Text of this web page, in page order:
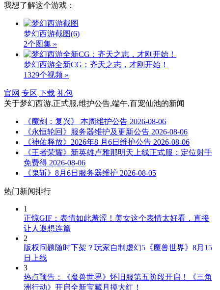
我想了解这个游戏：
梦幻西游截图(6)
2个图集 »
梦幻西游全新CG：齐天之志，才刚开始！
1329个视频 »
官网 专区 下载 礼包
关于梦幻西游,正式服,维护公告,端午,百宠仙池的新闻
《魔剑：复兴》 本周维护公告 2026-08-06
《永恒轮回》服务器维护及更新公告 2026-08-06
《神佑释放》2026年8 月6日维护公告 2026-08-06
《王者荣耀》新英雄卢雅那明天上线正式服：定位射手
免费得 2026-08-06
《鬼斩》8月6日服务器维护 2026-08-05
热门新闻排行
1
正惊GIF：表情如此羞涩！美女这个表情太好看，直接
让人遐想连篇
2
版权问题随时下架？玩家自制虚幻5《魔兽世界》8月15
日上线
3
热点预告：《魔兽世界》怀旧服第五阶段开启！《三角
洲行动》开启全新宝藏月摸大红！